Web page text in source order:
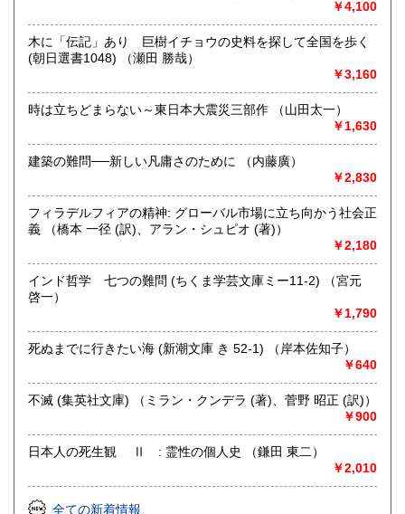
書籍の買取について
不死鳥BOOKSでは、書籍だけでなくCD、DVD、レコード、
ゲーム、おもちゃ、骨董品まであらゆるものの買い取りがで
にお問い合わせください。出張費は、無料です。
取り扱い分野
哲学宗教、歴史、社会科学、自然科学、美術工芸、趣味、外
￥4,100
木に「伝記」あり 巨樹イチョウの史料を探して全国を歩く
(朝日選書1048) （瀬田 勝哉）
￥3,160
時は立ちどまらない～東日本大震災三部作 （山田太一）
￥1,630
建築の難問──新しい凡庸さのために （内藤廣）
￥2,830
フィラデルフィアの精神: グローバル市場に立ち向かう社会正
義 （橋本 一径 (訳)、アラン・シュピオ (著)）
￥2,180
インド哲学 七つの難問 (ちくま学芸文庫ミー11-2) （宮元
啓一）
￥1,790
死ぬまでに行きたい海 (新潮文庫 き 52-1) （岸本佐知子）
￥640
不滅 (集英社文庫) （ミラン・クンデラ (著)、菅野 昭正 (訳)）
￥900
日本人の死生観 Ⅱ : 霊性の個人史 （鎌田 東二）
￥2,010
全ての新着情報